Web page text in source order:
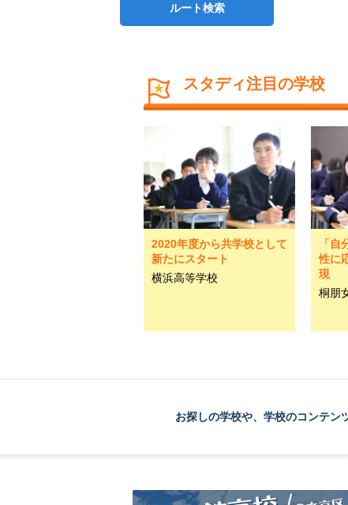
ルート検索
スタディ注目の学校
2020年度から共学校として
新たにスタート
横浜高等学校
「
性に
現
桐朋
お探しの学校や、学校のコンテン